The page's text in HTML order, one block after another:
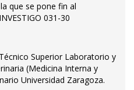
que se pone fin al
031-30
Superior Laboratorio y
(Medicina Interna y
Universidad Zaragoza.